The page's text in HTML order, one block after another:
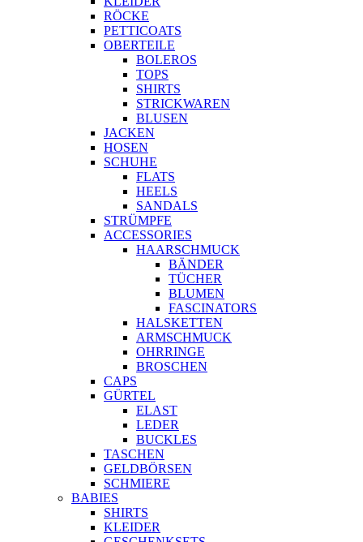
RÖCKE
PETTICOATS
OBERTEILE
BOLEROS
TOPS
SHIRTS
STRICKWAREN
BLUSEN
JACKEN
HOSEN
SCHUHE
FLATS
HEELS
SANDALS
STRÜMPFE
ACCESSORIES
HAARSCHMUCK
BÄNDER
TÜCHER
BLUMEN
FASCINATORS
HALSKETTEN
ARMSCHMUCK
OHRRINGE
BROSCHEN
CAPS
GÜRTEL
ELAST
LEDER
BUCKLES
TASCHEN
GELDBÖRSEN
SCHMIERE
BABIES
SHIRTS
KLEIDER